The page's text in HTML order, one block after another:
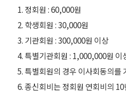
1. 정회원 : 60,000원
2. 학생회원 : 30,000원
3. 기관회원 : 300,000원 이상
4. 특별기관회원 : 1,000,000원 이
5. 특별회원의 경우 이사회동의를
6. 종신회비는 정회원 연회비의